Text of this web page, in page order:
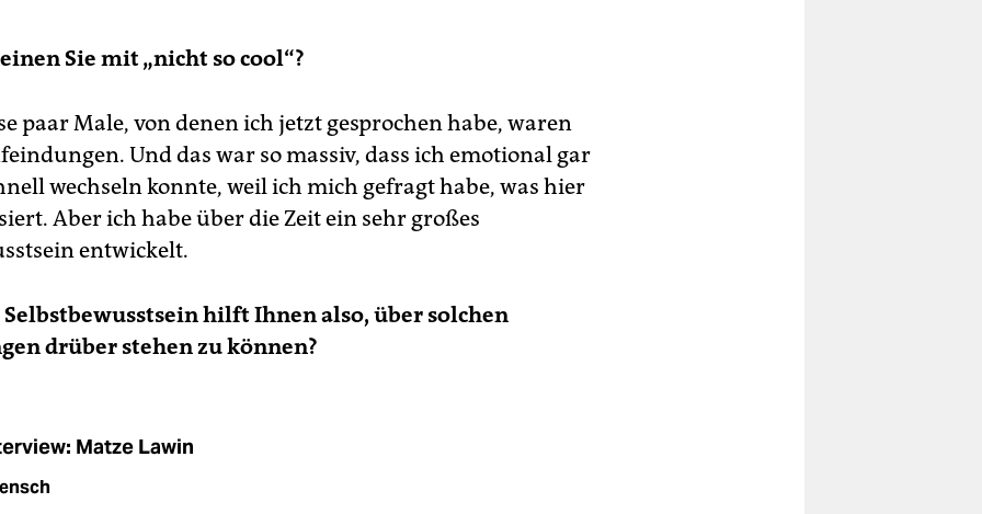
Sie mit „nicht so cool“?
paar Male, von denen ich jetzt gesprochen habe, waren
Und das war so massiv, dass ich emotional gar
wechseln konnte, weil ich mich gefragt habe, was hier
Aber ich habe über die Zeit ein sehr großes
entwickelt.
Selbstbewusstsein hilft Ihnen also, über solchen
drüber stehen zu können?
Matze Lawin